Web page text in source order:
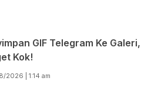
GIF Telegram Ke Galeri,
Kok!
2026 | 1:14 am